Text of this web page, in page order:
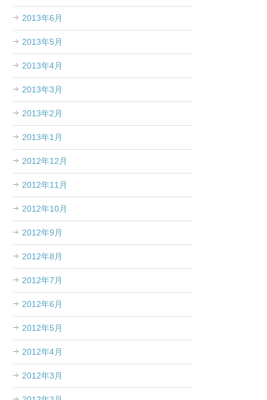
2013年6月
2013年5月
2013年4月
2013年3月
2013年2月
2013年1月
2012年12月
2012年11月
2012年10月
2012年9月
2012年8月
2012年7月
2012年6月
2012年5月
2012年4月
2012年3月